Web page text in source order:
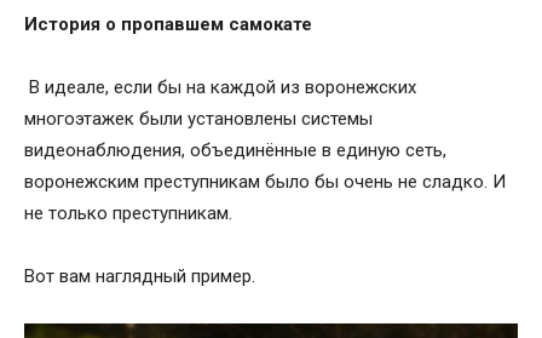
История о пропавшем самокате
В идеале, если бы на каждой из воронежских
многоэтажек были установлены системы
видеонаблюдения, объединённые в единую сеть,
воронежским преступникам было бы очень не сладко. И
не только преступникам.
Вот вам наглядный пример.